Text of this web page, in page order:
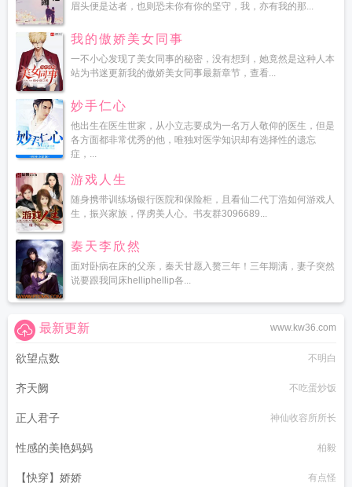
眉头便是达者，也则恐未你有你的坚守，我，亦有我的那...
我的傲娇美女同事
一不小心发现了美女同事的秘密，没有想到，她竟然是这种人本
站为书迷更新我的傲娇美女同事最新章节，查看...
妙手仁心
他出生在医生世家，从小立志要成为一名万人敬仰的医生，但是
各方面都非常优秀的他，唯独对医学知识却有选择性的遗忘
症，...
游戏人生
随身携带训练场银行医院和保险柜，且看仙二代丁浩如何游戏人
生，振兴家族，俘虏美人心。书友群3096689...
秦天李欣然
面对卧病在床的父亲，秦天甘愿入赘三年！三年期满，妻子突然
说要跟我同床helliphellip各...
www.kw36.com
最新更新
欲望点数 不明白
齐天阙 不吃蛋炒饭
正人君子 神仙收容所所长
性感的美艳妈妈 柏毅
【快穿】娇娇 有点怪